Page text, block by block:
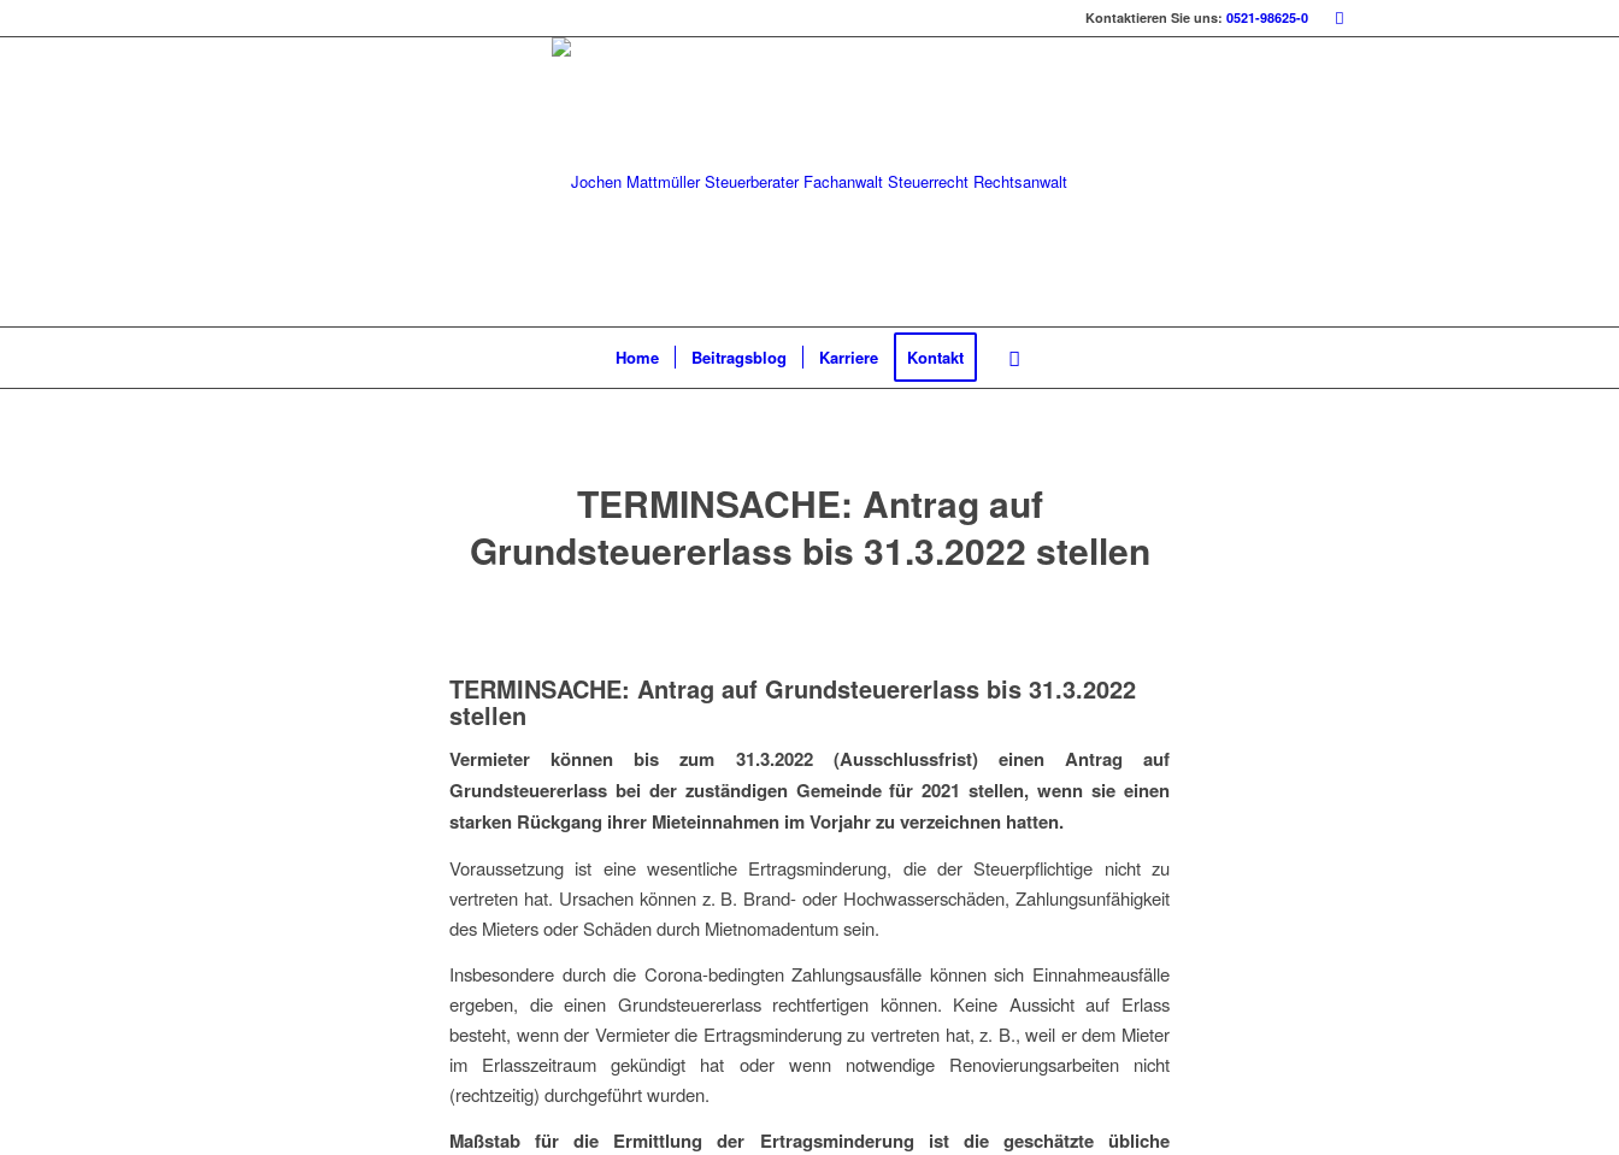
Kontaktieren Sie uns: 0521-98625-0
Home Beitragsblog Karriere Kontakt
TERMINSACHE: Antrag auf
Grundsteuererlass bis 31.3.2022 stellen
TERMINSACHE: Antrag auf Grundsteuererlass bis 31.3.2022
stellen
Vermieter können bis zum 31.3.2022 (Ausschlussfrist) einen Antrag auf
Grundsteuererlass bei der zuständigen Gemeinde für 2021 stellen, wennsie einen
starken Rückgang ihrer Mieteinnahmen im Vorjahr zu verzeichnen hatten.
Voraussetzung ist eine wesentliche Ertragsminderung, die der Steuerpﬂichtige nicht zu
vertreten hat. Ursachen können z. B. Brand- oder Hochwasserschäden, Zahlungsunfähigkeit
des Mieters oder Schäden durch Mietnomadentum sein.
Insbesondere durch die Corona-bedingten Zahlungsausfälle können sich Einnahmeausfälle
ergeben, die einen Grundsteuererlass rechtfertigen können. Keine Aussicht auf Erlass
besteht, wenn der Vermieter die Ertragsminderung zu vertreten hat, z. B., weil er dem Mieter
im Erlasszeitraum gekündigt hat oder wenn notwendige Renovierungsarbeiten nicht
(rechtzeitig) durchgeführt wurden.
Maßstab für die Ermittlung der Ertragsminderung ist die geschätzte übliche